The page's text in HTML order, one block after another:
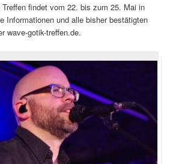
findet vom 22. bis zum 25. Mai in
Informationen und alle bisher bestätigten
wave-gotik-treffen.de.